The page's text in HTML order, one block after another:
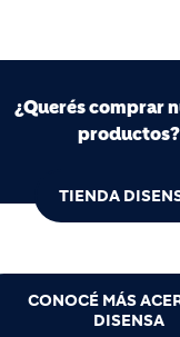
¿Querés comprar
productos?
TIENDA
CONOCÉ MÁS
DISENSA